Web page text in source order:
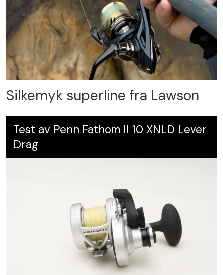
Silkemyk superline fra Lawson
Test av Penn Fathom II 10 XNLD Lever
Drag